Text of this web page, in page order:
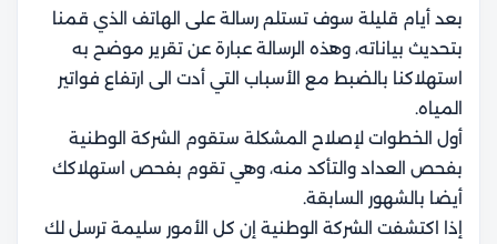
بعد أيام قليلة سوف تستلم رسالة على الهاتف الذي قمنا
بتحديث بياناته، وهذه الرسالة عبارة عن تقرير موضح به
استهلاكنا بالضبط مع الأسباب التي أدت الى ارتفاع فواتير
المياه.
أول الخطوات لإصلاح المشكلة ستقوم الشركة الوطنية
بفحص العداد والتأكد منه، وهي تقوم بفحص استهلاكك
أيضا بالشهور السابقة.
إذا اكتشفت الشركة الوطنية إن كل الأمور سليمة ترسل لك